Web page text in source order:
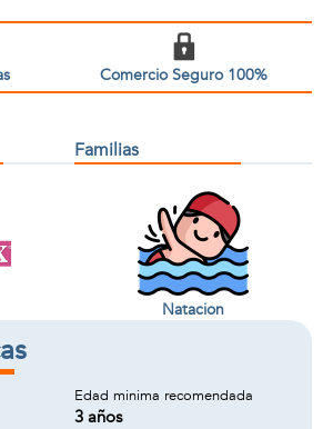
Comercio Seguro 100%
Familias
Natacion
Edad minima recomendada
3 años